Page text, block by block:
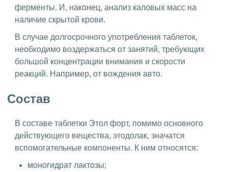
ферменты. И, наконец, анализ каловых масс на
наличие скрытой крови.
В случае долгосрочного употребления таблеток,
необходимо воздержаться от занятий, требующих
большой концентрации внимания и скорости
реакций. Например, от вождения авто.
Состав
В составе таблетки Этол форт, помимо основного
действующего вещества, этодолак, значатся
вспомогательные компоненты. К ним относятся:
моногидрат лактозы;